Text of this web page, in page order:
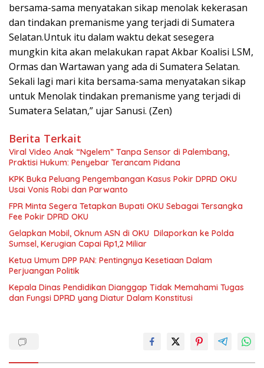
bersama-sama menyatakan sikap menolak kekerasan
dan tindakan premanisme yang terjadi di Sumatera
Selatan.Untuk itu dalam waktu dekat sesegera
mungkin kita akan melakukan rapat Akbar Koalisi LSM,
Ormas dan Wartawan yang ada di Sumatera Selatan.
Sekali lagi mari kita bersama-sama menyatakan sikap
untuk Menolak tindakan premanisme yang terjadi di
Sumatera Selatan,” ujar Sanusi. (Zen)
Berita Terkait
Viral Video Anak “Ngelem” Tanpa Sensor di Palembang,
Praktisi Hukum: Penyebar Terancam Pidana
KPK Buka Peluang Pengembangan Kasus Pokir DPRD OKU
Usai Vonis Robi dan Parwanto
FPR Minta Segera Tetapkan Bupati OKU Sebagai Tersangka
Fee Pokir DPRD OKU
Gelapkan Mobil, Oknum ASN di OKU Dilaporkan ke Polda
Sumsel, Kerugian Capai Rp1,2 Miliar
Ketua Umum DPP PAN: Pentingnya Kesetiaan Dalam
Perjuangan Politik
Kepala Dinas Pendidikan Dianggap Tidak Memahami Tugas
dan Fungsi DPRD yang Diatur Dalam Konstitusi